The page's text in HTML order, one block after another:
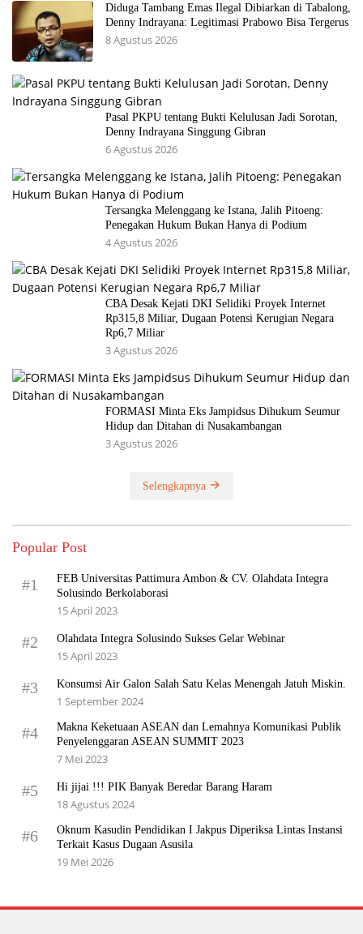
Diduga Tambang Emas Ilegal Dibiarkan di Tabalong,
Denny Indrayana: Legitimasi Prabowo Bisa Tergerus
8 Agustus 2026
Pasal PKPU tentang Bukti Kelulusan Jadi Sorotan,
Denny Indrayana Singgung Gibran
6 Agustus 2026
Tersangka Melenggang ke Istana, Jalih Pitoeng:
Penegakan Hukum Bukan Hanya di Podium
4 Agustus 2026
CBA Desak Kejati DKI Selidiki Proyek Internet
Rp315,8 Miliar, Dugaan Potensi Kerugian Negara
Rp6,7 Miliar
3 Agustus 2026
FORMASI Minta Eks Jampidsus Dihukum Seumur
Hidup dan Ditahan di Nusakambangan
3 Agustus 2026
Selengkapnya
Popular Post
#1
FEB Universitas Pattimura Ambon & CV. Olahdata Integra
Solusindo Berkolaborasi
15 April 2023
#2 Olahdata Integra Solusindo Sukses Gelar Webinar
15 April 2023
#3 Konsumsi Air Galon Salah Satu Kelas Menengah Jatuh Miskin.
1 September 2024
#4
Makna Keketuaan ASEAN dan Lemahnya Komunikasi Publik
Penyelenggaran ASEAN SUMMIT 2023
7 Mei 2023
#5 Hi jijai !!! PIK Banyak Beredar Barang Haram
18 Agustus 2024
#6
Oknum Kasudin Pendidikan I Jakpus Diperiksa Lintas Instansi
Terkait Kasus Dugaan Asusila
19 Mei 2026